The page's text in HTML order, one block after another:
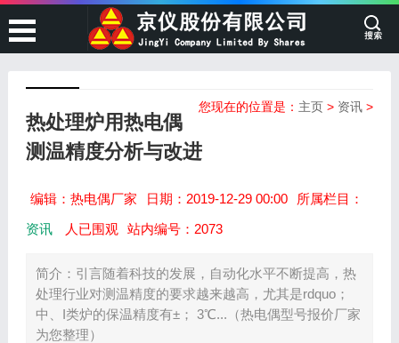
您现在的位置是： 主页 > 资讯 >
热处理炉用热电偶
测温精度分析与改进
编辑：热电偶厂家 日期：2019-12-29 00:00
所属栏目：
资讯
人已围观 站内编号：2073
简介：引言随着科技的发展，自动化水平不断提高，热
处理行业对测温精度的要求越来越高，尤其是rdquo；
中、I类炉的保温精度有±； 3℃...（热电偶型号报价厂家
为您整理）